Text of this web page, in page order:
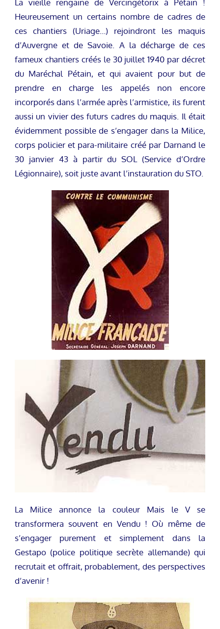
La vieille rengaine de Vercingétorix à Pétain !
Heureusement un certains nombre de cadres de
ces chantiers (Uriage…) rejoindront les maquis
d’Auvergne et de Savoie. A la décharge de ces
fameux chantiers créés le 30 juillet 1940 par décret
du Maréchal Pétain, et qui avaient pour but de
prendre en charge les appelés non encore
incorporés dans l’armée après l’armistice, ils furent
aussi un vivier des futurs cadres du maquis. Il était
évidemment possible de s’engager dans la Milice,
corps policier et para-militaire créé par Darnand le
30 janvier 43 à partir du SOL (Service d’Ordre
Légionnaire), soit juste avant l’instauration du STO.
La Milice annonce la couleur Mais le V se
transformera souvent en Vendu ! Où même de
s’engager purement et simplement dans la
Gestapo (police politique secrète allemande) qui
recrutait et offrait, probablement, des perspectives
d’avenir !